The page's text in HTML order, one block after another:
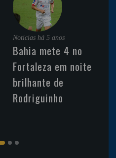
Noticias há 5 anos
Bahia mete 4 no
Fortaleza em noite
brilhante de
Rodriguinho